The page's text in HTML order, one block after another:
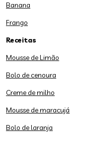
Banana
Frango
Receitas
Mousse de Limão
Bolo de cenoura
Creme de milho
Mousse de maracujá
Bolo de laranja